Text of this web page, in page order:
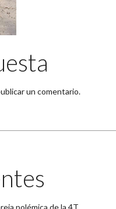
un comentario.
polémica de la 4T